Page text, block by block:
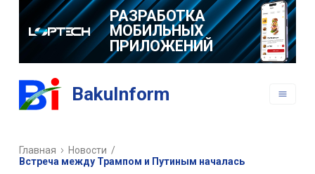
РАЗРАБОТКА
МОБИЛЬНЫХ
ПРИЛОЖЕНИЙ
BakuInform
Главная Новости /
Встреча между Трампом и Путиным началась